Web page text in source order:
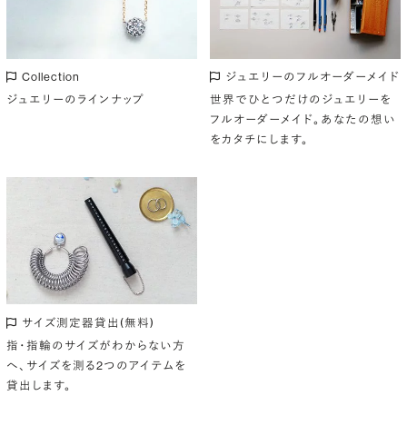
Collection
ジュエリーのラインナップ
ジュエリーのフルオーダーメイド
世界でひとつだけのジュエリーを
フルオーダーメイド。あなたの想い
をカタチにします。
サイズ測定器貸出(無料)
指・指輪のサイズがわからない方
へ、サイズを測る2つのアイテムを
貸出します。